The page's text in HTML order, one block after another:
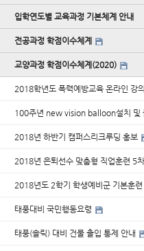
입학연도별 교육과정 기본체계 안내
전공과정 학점이수체계
교양과정 학점이수체계(2020)
2018학년도 폭력예방교육 온라인 강
100주년 new vision balloon설치 및
2018년 하반기 캠퍼스리크루딩 홍보
2018년 은퇴선수 맞춤형 직업훈련 5
2018년도 2학기 학생예비군 기본훈련
태풍대비 국민행동요령
태풍(솔릭) 대비 건물 출입 통제 안내